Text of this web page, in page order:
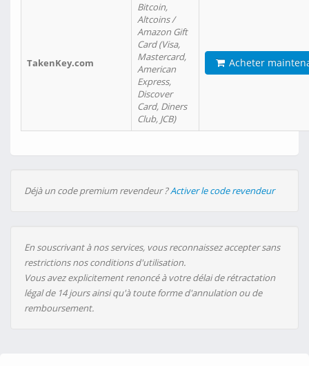
TakenKey.com
Bitcoin,
Altcoins /
Amazon Gift
Card (Visa,
Mastercard,
American
Express,
Discover
Card, Diners
Club, JCB)
Acheter
Déjà un code premium revendeur ?Activer le code revendeur
En souscrivant à nos services, vous reconnaissez accepter sans
restrictions nos conditions d'utilisation.
Vous avez explicitement renoncé à votre délai de rétractation
légal de 14 jours ainsi qu'à toute forme d'annulation ou de
remboursement.